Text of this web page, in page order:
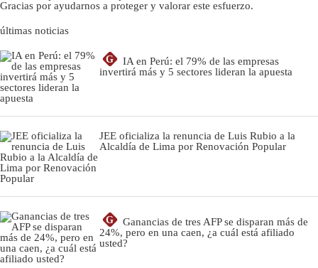
Gracias por ayudarnos a proteger y valorar este esfuerzo.
últimas noticias
G
IA en Perú: el 79% de las empresas
invertirá más y 5 sectores lideran la apuesta
JEE oficializa la renuncia de Luis Rubio a la
Alcaldía de Lima por Renovación Popular
G
Ganancias de tres AFP se disparan más de
24%, pero en una caen, ¿a cuál está afiliado
usted?